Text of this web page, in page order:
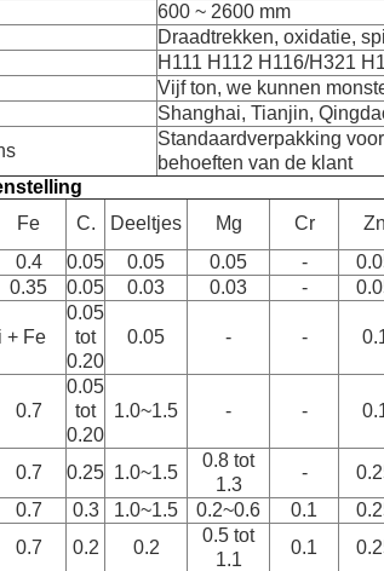
600 ~ 2600 mm
Draadtrekken, oxidatie,
H111 H112 H116/H321
Vijf ton, we kunnen
Shanghai, Tianjin,
Standaardverpakking
behoeften van de klant
Fe C. Deeltjes Mg Cr Zn
0.4 0.05 0.05 0.05 -
0.35 0.05 0.03 0.03 -
+ Fe
0.05
tot
0.20
0.05 - -
0.7
0.05
tot
0.20
1.0~1.5 - -
0.7 0.25 1.0~1.5
0.8 tot
1.3
-
0.7 0.3 1.0~1.5 0.2~0.6 0.1
0.7 0.2 0.2
0.5 tot
1.1
0.1